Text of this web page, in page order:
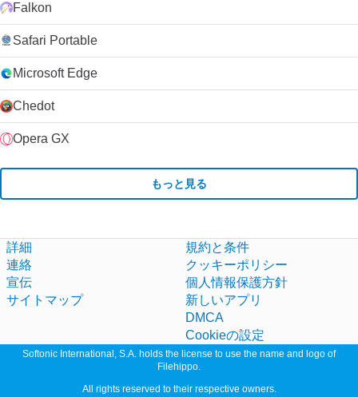
Falkon
Safari Portable
Microsoft Edge
Chedot
Opera GX
もっと見る
詳細
連絡
宣伝
サイトマップ
規約と条件
クッキーポリシー
個人情報保護方針
新しいアプリ
DMCA
Cookieの設定
Softonic International, S.A. holds the license to use the name and logo of
Filehippo.
All rights reserved to their respective owners.